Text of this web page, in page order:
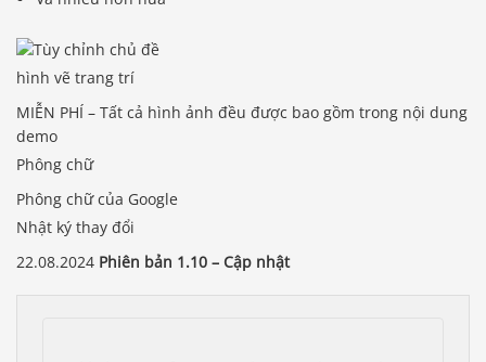
hình vẽ trang trí
MIỄN PHÍ – Tất cả hình ảnh đều được bao gồm trong nội dung
demo
Phông chữ
Phông chữ của Google
Nhật ký thay đổi
22.08.2024 Phiên bản 1.10 – Cập nhật